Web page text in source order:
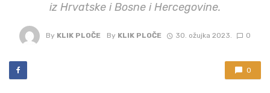
iz Hrvatske i Bosne i Hercegovine.
By KLIK PLOČE By KLIK PLOČE 30. ožujka 2023. 0
0